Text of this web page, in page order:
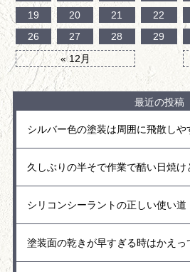
« 12月
19
20 21 22
26
27 28 29
最近の投稿
シルバー色の塗装は周囲に飛散しや
久しぶりの半そで作業で酷い日焼け
シリコンシーラントの正しい使い道
塗装面の乾きが早すぎる時はかえっ